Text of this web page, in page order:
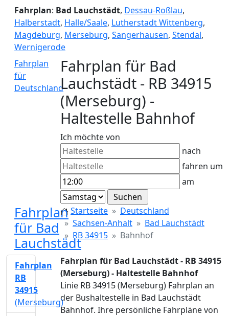
Fahrplan: Bad Lauchstädt, Dessau-Roßlau,
Halberstadt, Halle/Saale, Lutherstadt Wittenberg,
Magdeburg, Merseburg, Sangerhausen, Stendal,
Wernigerode
Fahrplan
für
Deutschland
Fahrplan für Bad
Lauchstädt - RB 34915
(Merseburg) -
Haltestelle Bahnhof
Ich möchte von
nach
fahren um
am
Fahrplan
für Bad
Lauchstädt
Startseite
Deutschland
Sachsen-Anhalt
Bad Lauchstädt
RB 34915
Bahnhof
Fahrplan für Bad Lauchstädt - RB 34915
(Merseburg) - Haltestelle Bahnhof
Linie RB 34915 (Merseburg) Fahrplan an
der Bushaltestelle in Bad Lauchstädt
Bahnhof. Ihre persönliche Fahrpläne von
Fahrplan
RB
34915
(Merseburg)